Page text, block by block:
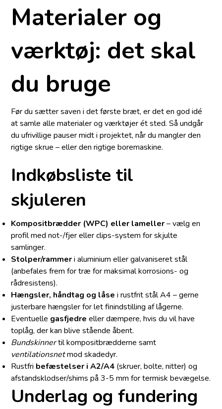
Materialer og
værktøj: det skal
du bruge
Før du sætter saven i det første bræt, er det en god idé
at samle alle materialer og værktøjer ét sted. Så undgår
du ufrivillige pauser midt i projektet, når du mangler den
rigtige skrue – eller den rigtige boremaskine.
Indkøbsliste til
skjuleren
Kompositbrædder (WPC) eller lameller– vælg en
profil med not-/fjer eller clips-system for skjulte
samlinger.
Stolper/rammeri aluminium eller galvaniseret stål
(anbefales frem for træ for maksimal korrosions- og
rådresistens).
Hængsler, håndtag og låse i rustfrit stål A4 – gerne
justerbare hængsler for let finindstilling af lågerne.
Eventuelle gasfjedre eller dæmpere, hvis du vil have
toplåg, der kan blive stående åbent.
Bundskinnertil kompositbrædderne samt
ventilationsnetmod skadedyr.
Rustfri befæstelser i A2/A4 (skruer, bolte, nitter) og
afstandsklodser/shims på 3-5 mm for termisk bevægelse.
Underlag og fundering